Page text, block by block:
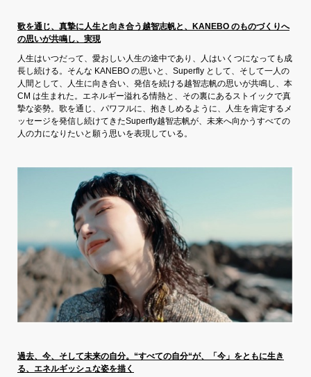
歌を通じ、真摯に人生と向き合う越智志帆と、KANEBO のものづくりへ
の思いが共鳴し、実現
人生はいつだって、愛おしい人生の途中であり、人はいくつになっても成
長し続ける。そんな KANEBO の思いと、Superfly として、そして一人の
人間として、人生に向き合い、発信を続ける越智志帆の思いが共鳴し、本
CM は生まれた。エネルギー溢れる情熱と、その裏にあるストイックで真
摯な姿勢。歌を通じ、パワフルに、抱きしめるように、人生を肯定するメ
ッセージを発信し続けてきたSuperfly越智志帆が、未来へ向かうすべての
人の力になりたいと願う思いを表現している。
過去、今、そして未来の自分。“すべての自分“が、「今」をともに生き
る、エネルギッシュな姿を描く